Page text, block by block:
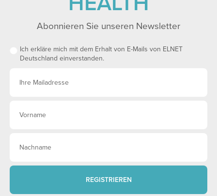
Abonnieren Sie unseren Newsletter
Ich erkläre mich mit dem Erhalt von E-Mails von ELNET
Deutschland einverstanden.
REGISTRIEREN